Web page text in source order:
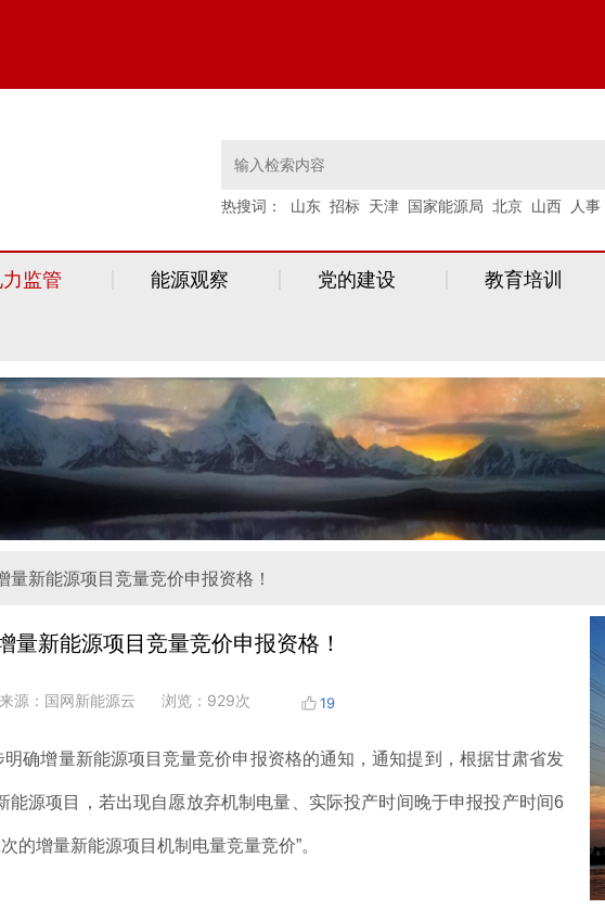
热搜词： 山东 招标 天津 国家能源局 北京 山西 人事
监管 能源观察 党的建设 教育培训
量新能源项目竞量竞价申报资格！
量新能源项目竞量竞价申报资格！
来源：国网新能源云 浏览：929次 19
确增量新能源项目竞量竞价申报资格的通知，通知提到，根据甘肃省发
能源项目，若出现自愿放弃机制电量、实际投产时间晚于申报投产时间6
的增量新能源项目机制电量竞量竞价”。